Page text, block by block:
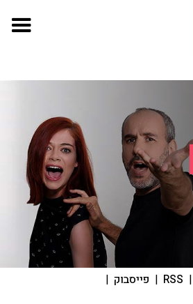
|
RSS
| פייסבוק |